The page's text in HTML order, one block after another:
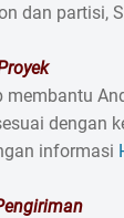
dan partisi,
membantu
dengan
informasi